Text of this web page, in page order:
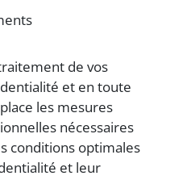
de vos
et en toute
les mesures
nécessaires
conditions optimales
et leur